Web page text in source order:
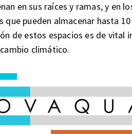
en sus raíces y ramas, y en
pueden almacenar hasta
de estos espacios es de vital
climático.